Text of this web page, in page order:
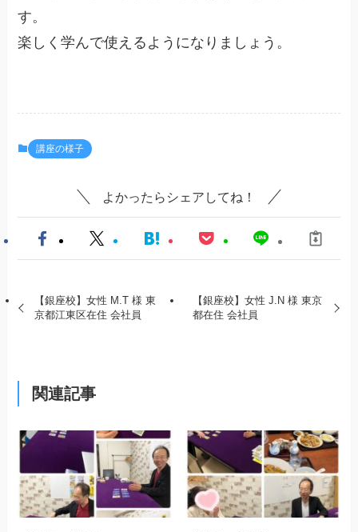
す。
楽しく学んで使えるようになりましょう。
講座の様子
よかったらシェアしてね！
【銀座校】女性 M.T 様 東
京都江東区在住 会社員
【銀座校】女性 J.N 様 東京
都在住 会社員
関連記事